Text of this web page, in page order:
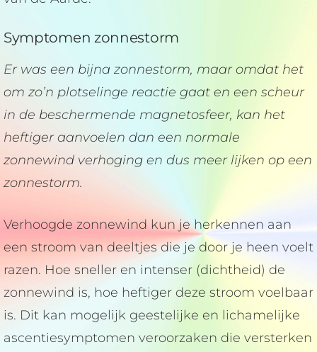
Symptomen zonnestorm
Er was een bijna zonnestorm, maar omdat het
om zo’n plotselinge reactie gaat en een scheur
in de beschermende magnetosfeer, kan het
heftiger aanvoelen dan een normale
zonnewind verhoging en dus meer lijken op een
zonnestorm.
Verhoogde zonnewind kun je herkennen aan
een stroom van deeltjes die je door je heen voelt
razen. Hoe sneller en intenser (dichtheid) de
zonnewind is, hoe heftiger deze stroom voelbaar
is. Dit kan mogelijk geestelijke en lichamelijke
ascentiesymptomen veroorzaken die versterken